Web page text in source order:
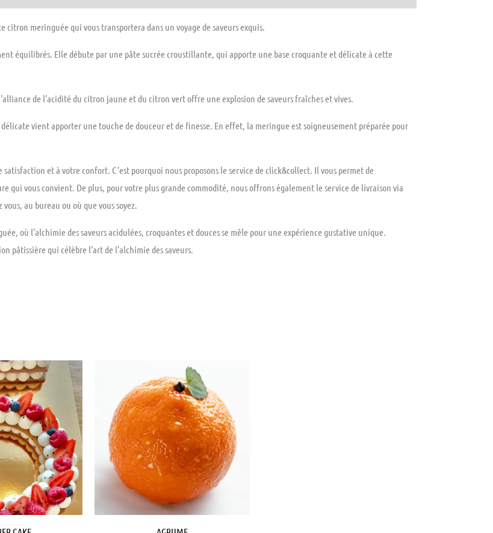
meringuée qui vous transportera dans un voyage de saveurs exquis.
équilibrés. Elle débute par une pâte sucrée croustillante, qui apporte une base croquante et délicate à cette
de l’acidité du citron jaune et du citron vert offre une explosion de saveurs fraîches et vives.
vient apporter une touche de douceur et de finesse. En effet, la meringue est soigneusement préparée pour
et à votre confort. C’est pourquoi nous proposons le service de click&collect. Il vous permet de
qui vous convient. De plus, pour votre plus grande commodité, nous offrons également le service de livraison via
au bureau ou où que vous soyez.
où l’alchimie des saveurs acidulées, croquantes et douces se mêle pour une expérience gustative unique.
pâtissière qui célèbre l’art de l’alchimie des saveurs.
Plage
de
prix :
44.00 €
à
66.00 €
Ce
produit
plusieurs
variations.
Les
options
peuvent
être